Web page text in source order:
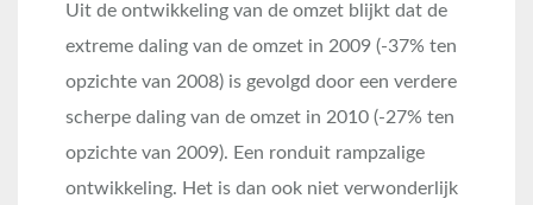
Uit de ontwikkeling van de omzet blijkt dat de
extreme daling van de omzet in 2009 (-37% ten
opzichte van 2008) is gevolgd door een verdere
scherpe daling van de omzet in 2010 (-27% ten
opzichte van 2009). Een ronduit rampzalige
ontwikkeling. Het is dan ook niet verwonderlijk